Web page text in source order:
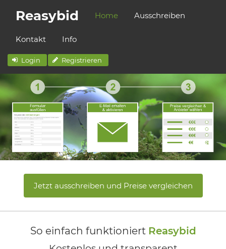
Reasybid Home Ausschreiben
Kontakt Info
Login Registrieren
Jetzt ausschreiben und Preise vergleichen
So einfach funktioniert Reasybid